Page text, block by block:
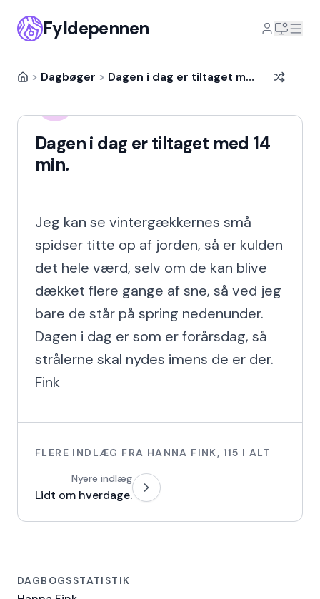
Fyldepennen
> Dagbøger > Dagen i dag er tiltaget med 14 min.
Dagen i dag er tiltaget med 14
min.
Jeg kan se vintergækkernes små
spidser titte op af jorden, så er kulden
det hele værd, selv om de kan blive
dækket flere gange af sne, så ved jeg
bare de står på spring nedenunder.
Dagen i dag er som er forårsdag, så
strålerne skal nydes imens de er der.
Fink
FLERE INDLÆG FRA HANNA FINK, 115 I ALT
Nyere indlæg
Lidt om hverdage.
DAGBOGSSTATISTIK